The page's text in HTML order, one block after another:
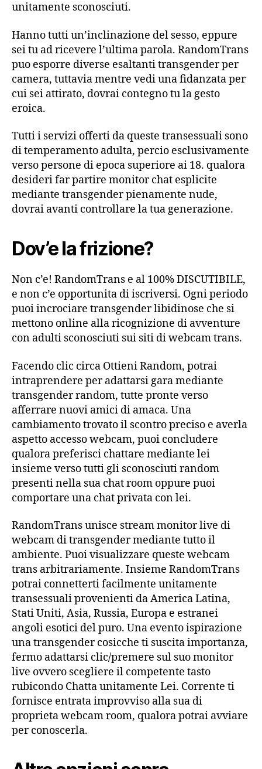
unitamente sconosciuti.
Hanno tutti un’inclinazione del sesso, eppure
sei tu ad ricevere l’ultima parola. RandomTrans
puo esporre diverse esaltanti transgender per
camera, tuttavia mentre vedi una fidanzata per
cui sei attirato, dovrai contegno tu la gesto
eroica.
Tutti i servizi offerti da queste transessuali sono
di temperamento adulta, percio esclusivamente
verso persone di epoca superiore ai 18. qualora
desideri far partire monitor chat esplicite
mediante transgender pienamente nude,
dovrai avanti controllare la tua generazione.
Dov’e la frizione?
Non c’e! RandomTrans e al 100% DISCUTIBILE,
e non c’e opportunita di iscriversi. Ogni periodo
puoi incrociare transgender libidinose che si
mettono online alla ricognizione di avventure
con adulti sconosciuti sui siti di webcam trans.
Facendo clic circa Ottieni Random, potrai
intraprendere per adattarsi gara mediante
transgender random, tutte pronte verso
afferrare nuovi amici di amaca. Una
cambiamento trovato il scontro preciso e averla
aspetto accesso webcam, puoi concludere
qualora preferisci chattare mediante lei
insieme verso tutti gli sconosciuti random
presenti nella sua chat room oppure puoi
comportare una chat privata con lei.
RandomTrans unisce stream monitor live di
webcam di transgender mediante tutto il
ambiente. Puoi visualizzare queste webcam
trans arbitrariamente. Insieme RandomTrans
potrai connetterti facilmente unitamente
transessuali provenienti da America Latina,
Stati Uniti, Asia, Russia, Europa e estranei
angoli esotici del puro. Una evento ispirazione
una transgender cosicche ti suscita importanza,
fermo adattarsi clic/premere sul suo monitor
live ovvero scegliere il competente tasto
rubicondo Chatta unitamente Lei. Corrente ti
fornisce entrata improvviso alla sua di
proprieta webcam room, qualora potrai avviare
per conoscerla.